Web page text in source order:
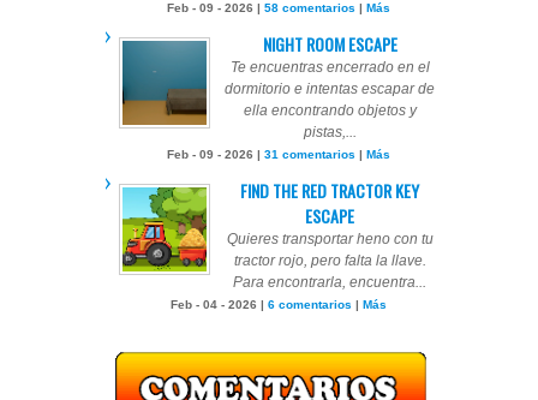
Feb - 09 - 2026 | 58 comentarios | Más
NIGHT ROOM ESCAPE
Te encuentras encerrado en el
dormitorio e intentas escapar de
ella encontrando objetos y
pistas,...
Feb - 09 - 2026 | 31 comentarios | Más
FIND THE RED TRACTOR KEY
ESCAPE
Quieres transportar heno con tu
tractor rojo, pero falta la llave.
Para encontrarla, encuentra...
Feb - 04 - 2026 | 6 comentarios | Más